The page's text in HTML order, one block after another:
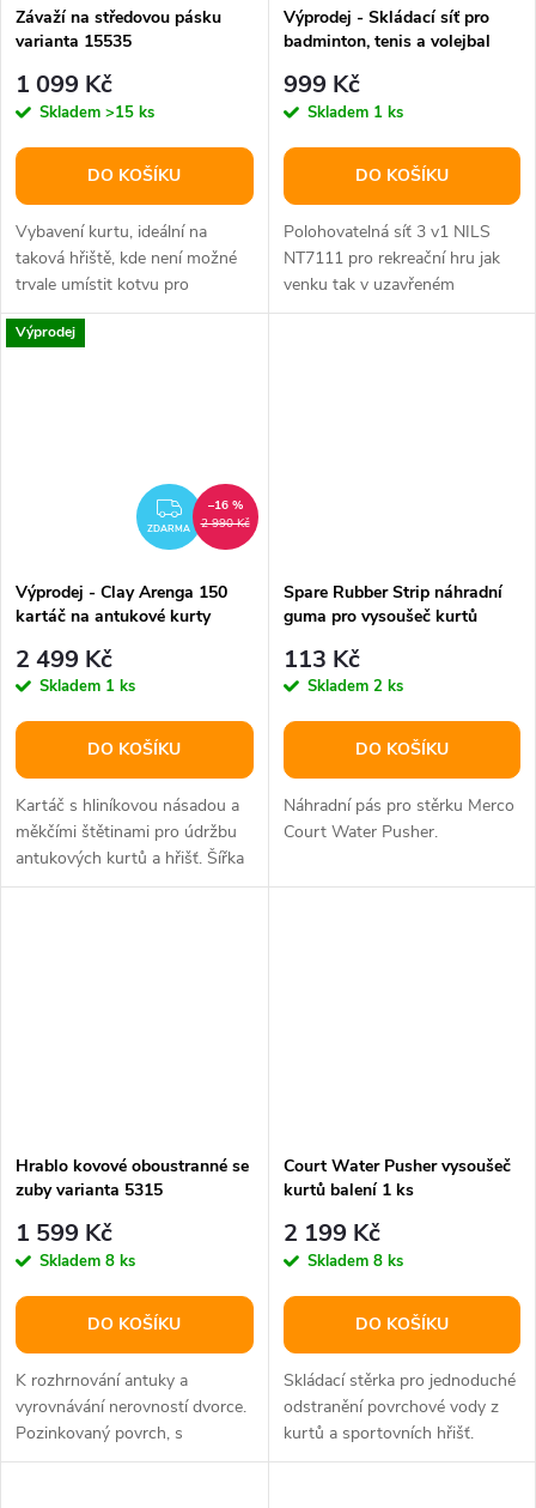
Závaží na středovou pásku
varianta 15535
1 099 Kč
Skladem >15 ks
DO KOŠÍKU
Vybavení kurtu, ideální na
taková hřiště, kde není možné
trvale umístit kotvu pro
středové pásky.
Výprodej - Skládací síť pro
badminton, tenis a volejbal
999 Kč
Skladem 1 ks
DO KOŠÍKU
Polohovatelná síť 3 v1 NILS
NT7111 pro rekreační hru jak
venku tak v uzavřeném
prostoru, jedinou podmínkou
Výprodej
ZDARMA
ZDARMA 2 990 Kč
–16 %
Výprodej - Clay Arenga 150
kartáč na antukové kurty
2 499 Kč
Skladem 1 ks
DO KOŠÍKU
Kartáč s hliníkovou násadou a
měkčími štětinami pro údržbu
antukových kurtů a hřišť. Šířka
150 cm.
Spare Rubber Strip náhradní
guma pro vysoušeč kurtů
113 Kč
Skladem 2 ks
DO KOŠÍKU
Náhradní pás pro stěrku Merco
Court Water Pusher.
Hrablo kovové oboustranné se
zuby varianta 5315
1 599 Kč
Skladem 8 ks
DO KOŠÍKU
K rozhrnování antuky a
vyrovnávání nerovností dvorce.
Pozinkovaný povrch, s
ergonomickou rukojetí.
Court Water Pusher vysoušeč
kurtů balení 1 ks
2 199 Kč
Skladem 8 ks
DO KOŠÍKU
Skládací stěrka pro jednoduché
odstranění povrchové vody z
kurtů a sportovních hřišť.